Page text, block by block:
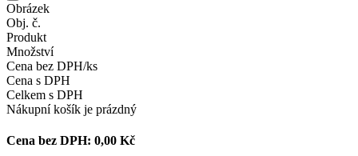
Obrázek
Obj. č.
Produkt
Množství
Cena bez DPH/ks
Cena s DPH
Celkem s DPH
Nákupní košík je prázdný
Cena bez DPH: 0,00 Kč